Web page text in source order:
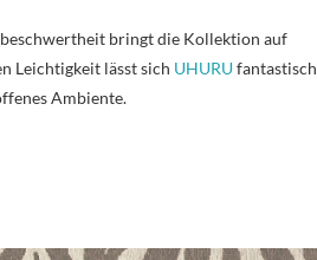
bringt die Kollektion auf
Leichtigkeit lässt sich UHURUfantastisch
Ambiente.